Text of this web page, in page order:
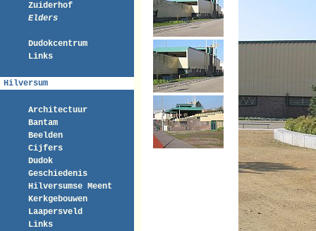
Zuiderhof
Elders
Dudokcentrum
Links
Hilversum
Architectuur
Bantam
Beelden
Cijfers
Dudok
Geschiedenis
Hilversumse Meent
Kerkgebouwen
Laapersveld
Links